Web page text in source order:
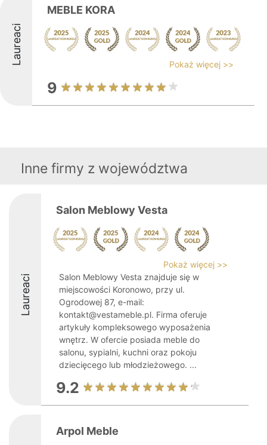
Laureaci
MEBLE KORA
Pokaż więcej >>
9
Inne firmy z województwa
Laureaci
Salon Meblowy Vesta
Pokaż więcej >>
Salon Meblowy Vesta znajduje się w
miejscowości Koronowo, przy ul.
Ogrodowej 87, e-mail:
kontakt@vestameble.pl. Firma oferuje
artykuły kompleksowego wyposażenia
wnętrz. W ofercie posiada meble do
salonu, sypialni, kuchni oraz pokoju
dziecięcego lub młodzieżowego. ...
9.2
Arpol Meble